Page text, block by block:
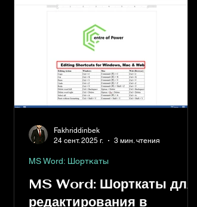
MS Word: Шорткаты для
редактирования в
MS Word: Шорткаты
Fakhriddinbek
24 сент. 2025 г.
3 мин. чтения